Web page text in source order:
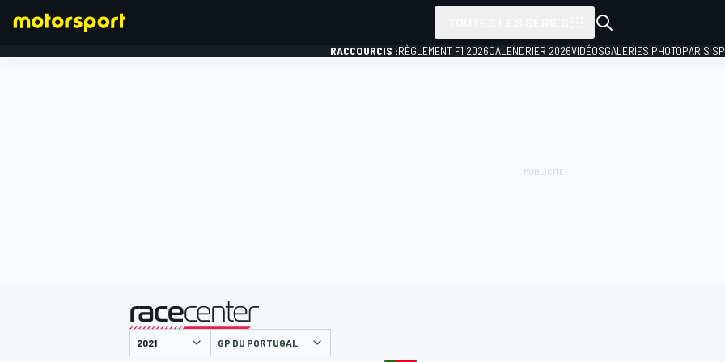
RACCOURCIS :RÈGLEMENT F1 2026CALENDRIER 2026VIDÉOSGALERIES PHOTOPARIS
présenté par
GP DU PORTUGAL